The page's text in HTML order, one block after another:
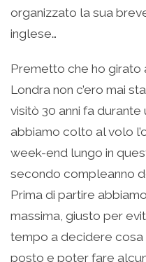
organizzato la sua
inglese…
Premetto che ho girato
Londra non c’ero mai
visitò 30 anni fa durante
abbiamo colto al volo
week-end lungo in
secondo compleanno
Prima di partire
massima, giusto per
tempo a decidere cosa
posto e poter fare